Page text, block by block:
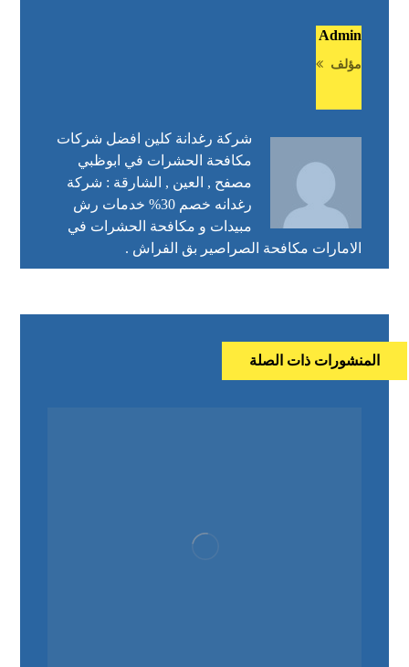
Admin
مؤلف
شركة رغدانة كلين افضل شركات
مكافحة الحشرات في ابوظبي
مصفح , العين , الشارقة : شركة
رغدانه خصم 30% خدمات رش
مبيدات و مكافحة الحشرات في
الامارات مكافحة الصراصير بق الفراش .
المنشورات ذات الصلة